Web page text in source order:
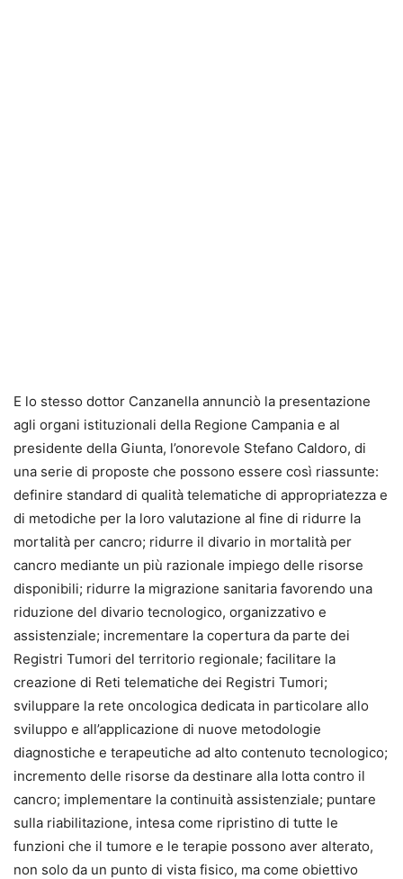
E lo stesso dottor Canzanella annunciò la presentazione
agli organi istituzionali della Regione Campania e al
presidente della Giunta, l’onorevole Stefano Caldoro, di
una serie di proposte che possono essere così riassunte:
definire standard di qualità telematiche di appropriatezza e
di metodiche per la loro valutazione al fine di ridurre la
mortalità per cancro; ridurre il divario in mortalità per
cancro mediante un più razionale impiego delle risorse
disponibili; ridurre la migrazione sanitaria favorendo una
riduzione del divario tecnologico, organizzativo e
assistenziale; incrementare la copertura da parte dei
Registri Tumori del territorio regionale; facilitare la
creazione di Reti telematiche dei Registri Tumori;
sviluppare la rete oncologica dedicata in particolare allo
sviluppo e all’applicazione di nuove metodologie
diagnostiche e terapeutiche ad alto contenuto tecnologico;
incremento delle risorse da destinare alla lotta contro il
cancro; implementare la continuità assistenziale; puntare
sulla riabilitazione, intesa come ripristino di tutte le
funzioni che il tumore e le terapie possono aver alterato,
non solo da un punto di vista fisico, ma come obiettivo